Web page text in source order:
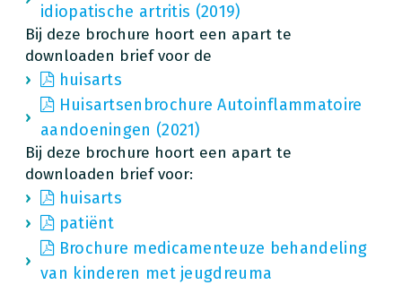
idiopatische artritis (2019)
Bij deze brochure hoort een apart te
downloaden brief voor de
huisarts
Huisartsenbrochure Autoinflammatoire
aandoeningen (2021)
Bij deze brochure hoort een apart te
downloaden brief voor:
huisarts
patiënt
Brochure medicamenteuze behandeling
van kinderen met jeugdreuma